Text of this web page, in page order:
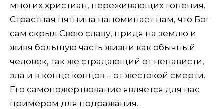
многих христиан, переживающих гонения.
Страстная пятница напоминает нам, что Бог
сам скрыл Свою славу, придя на землю и
живя большую часть жизни как обычный
человек, так же страдающий от ненависти,
зла и в конце концов – от жестокой смерти.
Его самопожертвование является для нас
примером для подражания.